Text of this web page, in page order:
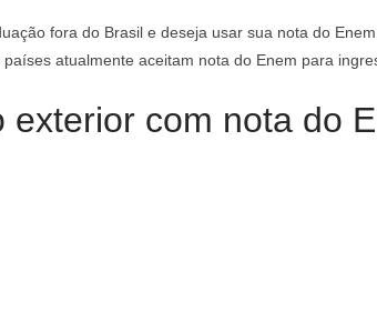
fora do Brasil e deseja usar sua nota do
atualmente aceitam nota do Enem para
exterior com nota do